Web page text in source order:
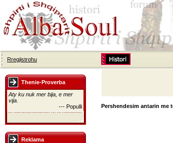
Rregjistrohu
Thenie-Proverba
Aty ku nuk mer bija, e mer
vija.
--- Populli
Reklama
Pershendesim antarin me